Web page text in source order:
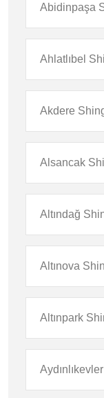
Abidinpaşa
Ahlatlıbel
Akdere
Alsancak
Altındağ
Altınova
Altınpark